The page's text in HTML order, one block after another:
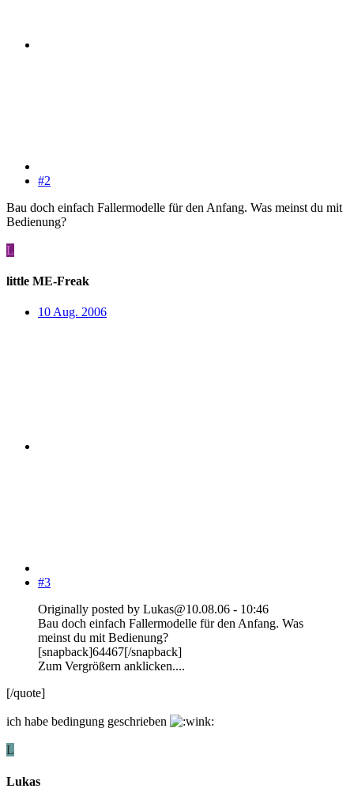
#2
Bau doch einfach Fallermodelle für den Anfang. Was meinst du mit
Bedienung?
L
little ME-Freak
10 Aug. 2006
#3
Originally posted by Lukas@10.08.06 - 10:46
Bau doch einfach Fallermodelle für den Anfang. Was
meinst du mit Bedienung?
[snapback]64467[/snapback]
Zum Vergrößern anklicken....
[/quote]
ich habe bedingung geschrieben
L
Lukas